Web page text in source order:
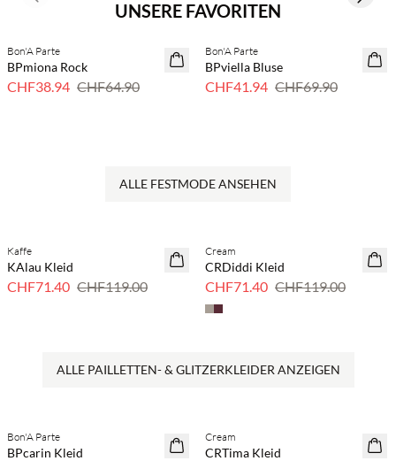
UNSERE FAVORITEN
40 % Rabatt
Bon'A Parte
BPmiona Rock
CHF38.94 CHF64.90
40 % Rabatt
Bon'A Parte
BPviella Bluse
CHF41.94 CHF69.90
ALLE FESTMODE ANSEHEN
40 % Rabatt
Kaffe
KAlau Kleid
CHF71.40 CHF119.00
40 % Rabatt
Cream
CRDiddi Kleid
CHF71.40 CHF119.00
ALLE PAILLETTEN- & GLITZERKLEIDER ANZEIGEN
40 % Rabatt
Bon'A Parte
BPcarin Kleid
40 % Rabatt
Cream
CRTima Kleid